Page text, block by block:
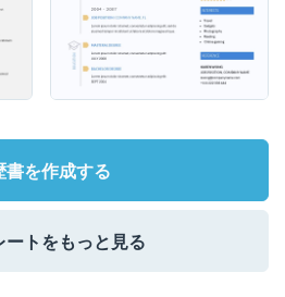
書を作成する
ートをもっと見る